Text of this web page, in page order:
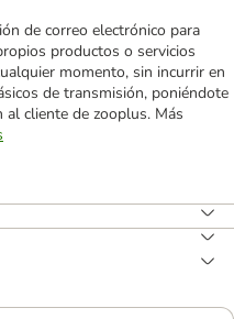
de correo electrónico para
productos o servicios
momento, sin incurrir en
de transmisión, poniéndote
al cliente de zooplus. Más